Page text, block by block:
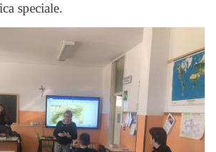
speciale.